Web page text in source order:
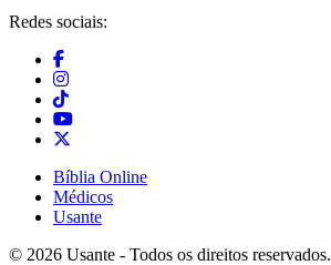
Redes sociais:
Bíblia Online
Médicos
Usante
© 2026 Usante - Todos os direitos reservados.